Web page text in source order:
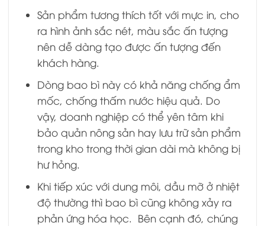
Sản phẩm tương thích tốt với mực in, cho
ra hình ảnh sắc nét, màu sắc ấn tượng
nên dễ dàng tạo được ấn tượng đến
khách hàng.
Dòng bao bì này có khả năng chống ẩm
mốc, chống thấm nước hiệu quả. Do
vậy, doanh nghiệp có thể yên tâm khi
bảo quản nông sản hay lưu trữ sản phẩm
trong kho trong thời gian dài mà không bị
hư hỏng.
Khi tiếp xúc với dung môi, dầu mỡ ở nhiệt
độ thường thì bao bì cũng không xảy ra
phản ứng hóa học. Bên cạnh đó, chúng